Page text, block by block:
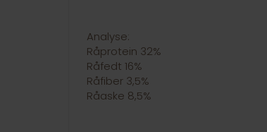
Analyse:
Råprotein 32%
Råfedt 16%
Råfiber 3,5%
Råaske 8,5%